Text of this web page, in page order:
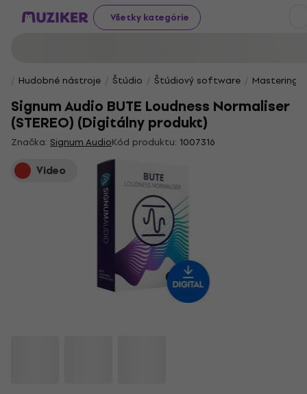
Všetky kategórie
Hudobné nástroje Štúdio Štúdiový software Mastering
Signum Audio BUTE Loudness Normaliser
(STEREO) (Digitálny produkt)
Značka: Signum AudioKód produktu: 1007316
Video